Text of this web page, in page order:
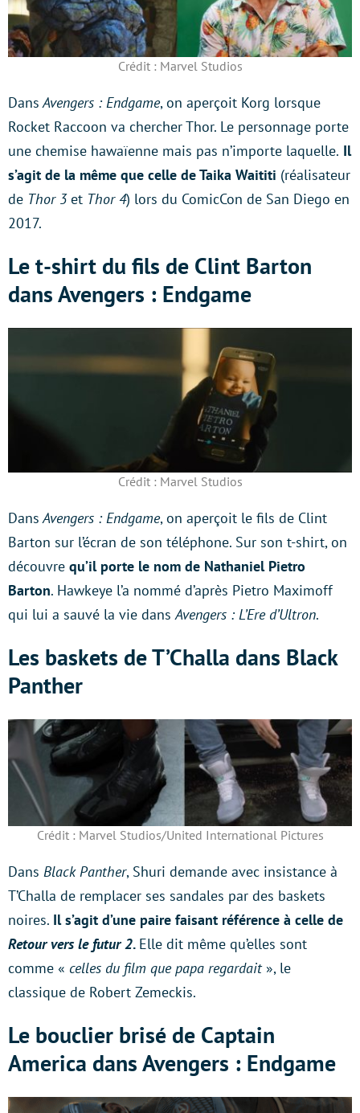
Crédit : Marvel Studios
DansAvengers : Endgame, on aperçoit Korg lorsque
Rocket Raccoon va chercher Thor. Le personnage porte
une chemise hawaïenne mais pas n’importe laquelle. Il
s’agit de la même que celle de Taika Waititi (réalisateur
de Thor 3et Thor 4) lors du ComicCon de San Diego en
2017.
Le t-shirt du fils de Clint Barton
dans Avengers : Endgame
Crédit : Marvel Studios
DansAvengers : Endgame, on aperçoit le fils de Clint
Barton sur l’écran de son téléphone. Sur son t-shirt, on
découvre qu’il porte le nom de Nathaniel Pietro
Barton. Hawkeye l’a nommé d’après Pietro Maximoff
qui lui a sauvé la vie dansAvengers : L’Ere d’Ultron.
Les baskets de T’Challa dans Black
Panther
Crédit : Marvel Studios/United International Pictures
Dans Black Panther, Shuri demande avec insistance à
T’Challa de remplacer ses sandales par des baskets
noires. Il s’agit d’une paire faisant référence à celle de
Retour vers le futur 2. Elle dit même qu’elles sont
comme « celles du film que papa regardait», le
classique de Robert Zemeckis.
Le bouclier brisé de Captain
America dans Avengers : Endgame